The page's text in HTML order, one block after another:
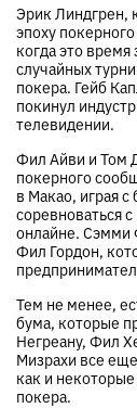
Эрик Линдгрен,
эпоху
когда это
случайных
покера. Гейб
покинул
телевидении.
Фил Айви и Том
покерного
в Макао, играя
соревноваться
онлайне. Сэмми
Фил Гордон,
Тем не менее,
бума, которые
Негреану, Фил
Мизрахи все
как и
покера.